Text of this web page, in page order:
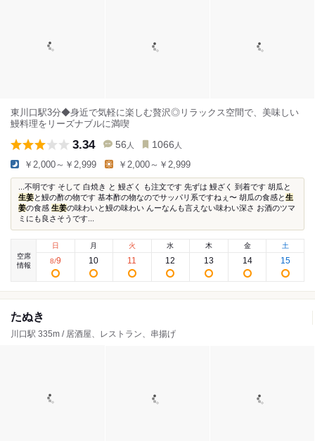
東川口駅3分◆身近で気軽に楽しむ贅沢◎リラックス空間で、美味しい
鰻料理をリーズナブルに満喫
3.34 56 人 1066 人
￥2,000～￥2,999 ￥2,000～￥2,999
...不明です そして 白焼き と 鰻ざく も注文です 先ずは 鰻ざく 到着です 胡瓜と
生姜と鰻の酢の物です 基本酢の物なのでサッパリ系ですねぇ〜 胡瓜の食感と生
姜の食感 生姜の味わいと鰻の味わい んーなんも言えない味わい深さ お酒のツマ
ミにも良さそうです...
空席
情報
日
8/9
月
10
火
11
水
12
木
13
金
14
土
15
たぬき
川口駅 335m / 居酒屋、レストラン、串揚げ